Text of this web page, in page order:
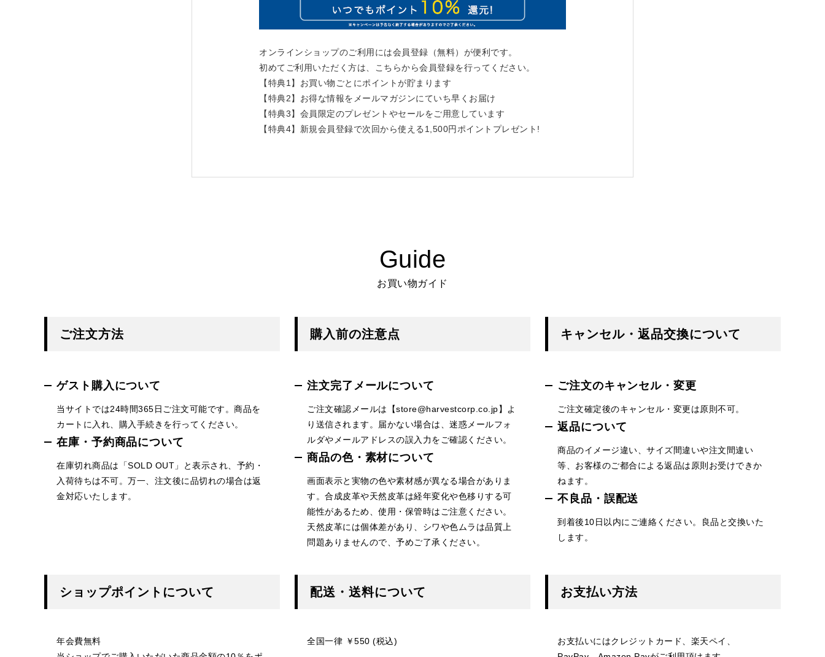
オンラインショップのご利用には会員登録（無料）が便利です。
初めてご利用いただく方は、こちらから会員登録を行ってください。
【特典1】お買い物ごとにポイントが貯まります
【特典2】お得な情報をメールマガジンにていち早くお届け
【特典3】会員限定のプレゼントやセールをご用意しています
【特典4】新規会員登録で次回から使える1,500円ポイントプレゼント!
Guide
お買い物ガイド
ご注文方法
ゲスト購入について
当サイトでは24時間365日ご注文可能です。商品を
カートに入れ、購入手続きを行ってください。
在庫・予約商品について
在庫切れ商品は「SOLD OUT」と表示され、予約・
入荷待ちは不可。万一、注文後に品切れの場合は返
金対応いたします。
購入前の注意点
注文完了メールについて
ご注文確認メールは【store@harvestcorp.co.jp】よ
り送信されます。届かない場合は、迷惑メールフォ
ルダやメールアドレスの誤入力をご確認ください。
商品の色・素材について
画面表示と実物の色や素材感が異なる場合がありま
す。合成皮革や天然皮革は経年変化や色移りする可
能性があるため、使用・保管時はご注意ください。
天然皮革には個体差があり、シワや色ムラは品質上
問題ありませんので、予めご了承ください。
キャンセル・返品交換について
ご注文のキャンセル・変更
ご注文確定後のキャンセル・変更は原則不可。
返品について
商品のイメージ違い、サイズ間違いや注文間違い
等、お客様のご都合による返品は原則お受けできか
ねます。
不良品・誤配送
到着後10日以内にご連絡ください。良品と交換いた
します。
ショップポイントについて
年会費無料
配送・送料について
全国一律 ￥550 (税込)
お支払い方法
お支払いにはクレジットカード、楽天ペイ、